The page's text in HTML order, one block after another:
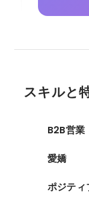
スキルと
B2B営業
愛嬌
ポジティ